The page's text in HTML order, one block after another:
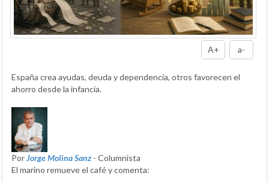
A+ a-
España crea ayudas, deuda y dependencia, otros favorecen el
ahorro desde la infancia.
PorJorge Molina Sanz - Columnista
El marino remueve el café y comenta: